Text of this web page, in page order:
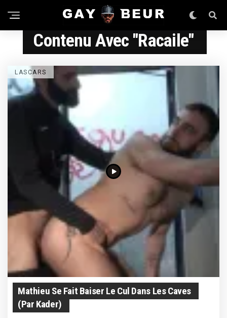
Contenu Avec "racaile"
LASCARS
Mathieu Se Fait Baiser Le Cul Dans Les Caves
(par Kader)